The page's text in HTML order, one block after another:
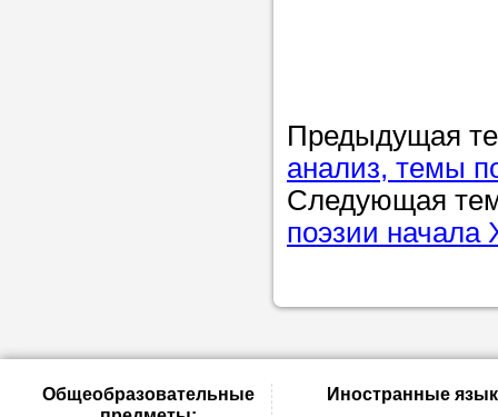
Предыдущая
анализ, темы
Следующая
поэзии начала
Общеобразовательные
Иностранные